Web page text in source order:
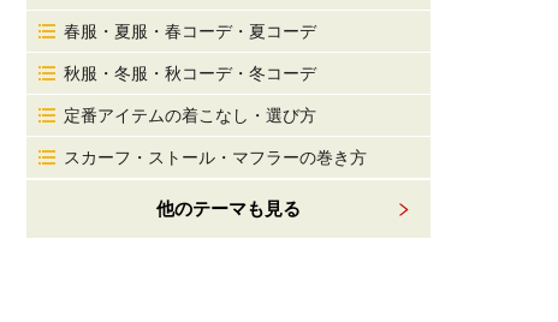
春服・夏服・春コーデ・夏コーデ
秋服・冬服・秋コーデ・冬コーデ
定番アイテムの着こなし・選び方
スカーフ・ストール・マフラーの巻き方
他のテーマも見る